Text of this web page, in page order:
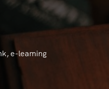
e-learning